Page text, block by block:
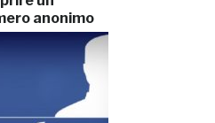
anonimo